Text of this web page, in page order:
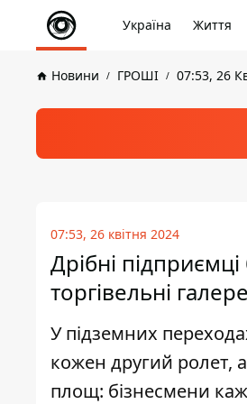
Україна Життя
Новини ГРОШІ 07:53, 26
07:53, 26 квітня 2024
Дрібні
торгівельні
У підземних
кожен другий ролет,
площ: бізнесмени